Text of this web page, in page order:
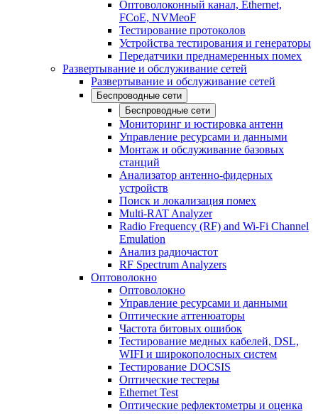
Оптоволоконный канал, Ethernet,
FCoE, NVMeoF
Тестирование протоколов
Устройства тестирования и генераторы
Передатчики преднамеренных помех
Развертывание и обслуживание сетей
Развертывание и обслуживание сетей
Беспроводные сети
Беспроводные сети
Мониторинг и юстировка антенн
Управление ресурсами и данными
Монтаж и обслуживание базовых
станций
Анализатор антенно-фидерных
устройств
Поиск и локализация помех
Multi-RAT Analyzer
Radio Frequency (RF) and Wi-Fi Channel
Emulation
Анализ радиочастот
RF Spectrum Analyzers
Оптоволокно
Оптоволокно
Управление ресурсами и данными
Оптические aттенюаторы
Частота битовых ошибок
Тестирование медных кабелей, DSL,
WIFI и широкополосных систем
Тестирование DOCSIS
Оптические тестеры
Ethernet Test
Оптические рефлектометры и оценка